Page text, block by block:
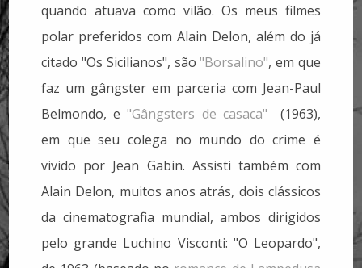
quando atuava como vilão. Os meus filmes
polar preferidos com Alain Delon, além do já
citado "Os Sicilianos", são"Borsalino", em que
faz um gângster em parceria com Jean-Paul
Belmondo, e"Gângsters de casaca" (1963),
em que seu colega no mundo do crime é
vivido por Jean Gabin. Assisti também com
Alain Delon, muitos anos atrás, dois clássicos
da cinematografia mundial, ambos dirigidos
pelo grande Luchino Visconti: "O Leopardo",